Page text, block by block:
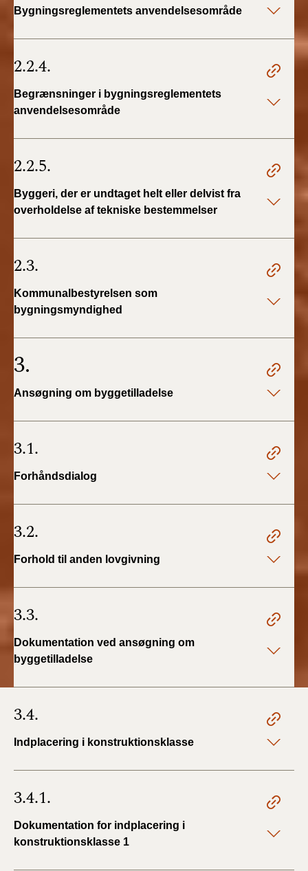
Bygningsreglementets anvendelsesområde
2.2.4.
Begrænsninger i bygningsreglementets
anvendelsesområde
2.2.5.
Byggeri, der er undtaget helt eller delvist fra
overholdelse af tekniske bestemmelser
2.3.
Kommunalbestyrelsen som
bygningsmyndighed
3.
Ansøgning om byggetilladelse
3.1.
Forhåndsdialog
3.2.
Forhold til anden lovgivning
3.3.
Dokumentation ved ansøgning om
byggetilladelse
3.4.
Indplacering i konstruktionsklasse
3.4.1.
Dokumentation for indplacering i
konstruktionsklasse 1